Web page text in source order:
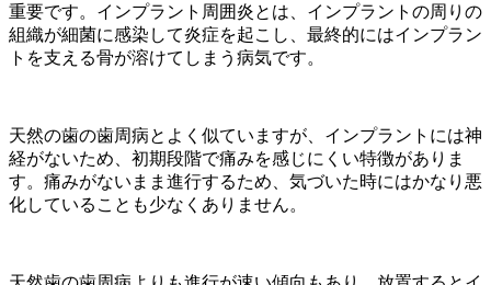
重要です。インプラント周囲炎とは、インプラントの周りの
組織が細菌に感染して炎症を起こし、最終的にはインプラン
トを支える骨が溶けてしまう病気です。
天然の歯の歯周病とよく似ていますが、インプラントには神
経がないため、初期段階で痛みを感じにくい特徴がありま
す。痛みがないまま進行するため、気づいた時にはかなり悪
化していることも少なくありません。